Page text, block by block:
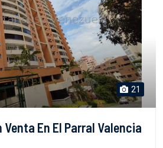
21
En El Parral Valencia